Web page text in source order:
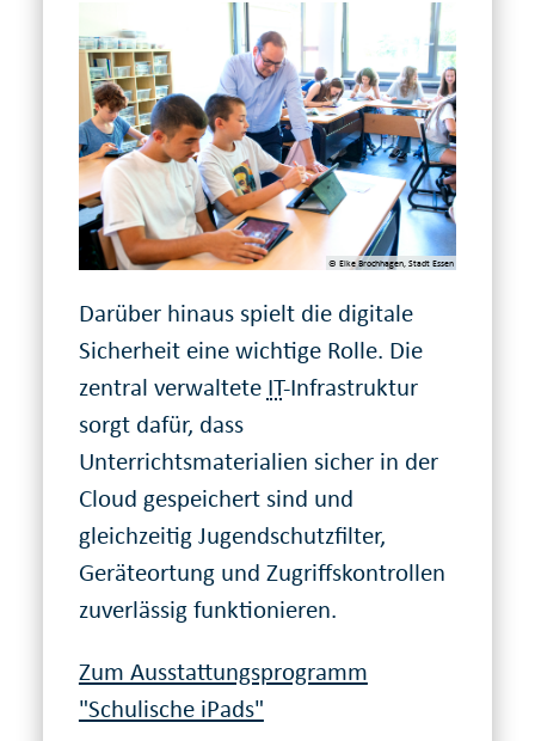
© Elke Brochhagen, Stadt Essen
Darüber hinaus spielt die digitale
Sicherheit eine wichtige Rolle. Die
zentral verwaltete IT-Infrastruktur
sorgt dafür, dass
Unterrichtsmaterialien sicher in der
Cloud gespeichert sind und
gleichzeitig Jugendschutzfilter,
Geräteortung und Zugriffskontrollen
zuverlässig funktionieren.
Zum Ausstattungsprogramm
"Schulische iPads"